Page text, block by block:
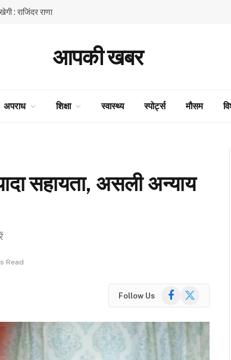
: राजिंदर राणा
आपकी खबर
अपराध शिक्षा स्वास्थ्य स्पोर्ट्स मौसम
सहायता, असली अन्याय
Read
Follow Us Facebook
X